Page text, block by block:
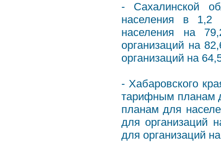
- Сахалинской
населения в 1,2
населения на
организаций на
организаций на
- Хабаровского
тарифным планам
планам для
для организаций
для организаций